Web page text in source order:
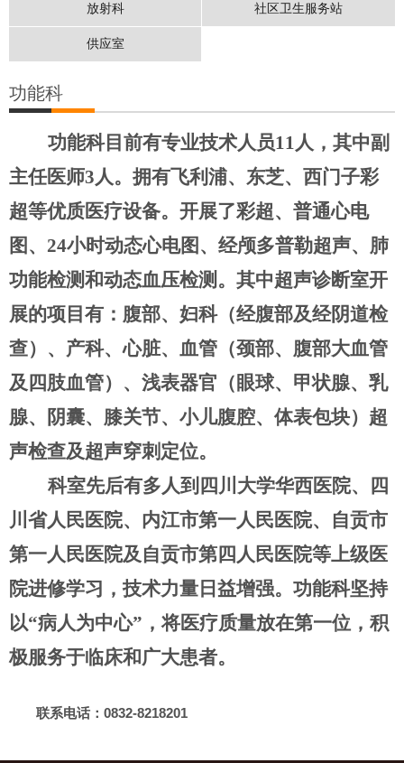
放射科 社区卫生服务站
供应室
功能科
功能科目前有专业技术人员11人，其中副
主任医师3人。拥有飞利浦、东芝、西门子彩
超等优质医疗设备。开展了彩超、普通心电
图、24小时动态心电图、经颅多普勒超声、肺
功能检测和动态血压检测。其中超声诊断室开
展的项目有：腹部、妇科（经腹部及经阴道检
查）、产科、心脏、血管（颈部、腹部大血管
及四肢血管）、浅表器官（眼球、甲状腺、乳
腺、阴囊、膝关节、小儿腹腔、体表包块）超
声检查及超声穿刺定位。
科室先后有多人到四川大学华西医院、四
川省人民医院、内江市第一人民医院、自贡市
第一人民医院及自贡市第四人民医院等上级医
院进修学习，技术力量日益增强。功能科坚持
以“病人为中心”，将医疗质量放在第一位，积
极服务于临床和广大患者。
联系电话：0832-8218201